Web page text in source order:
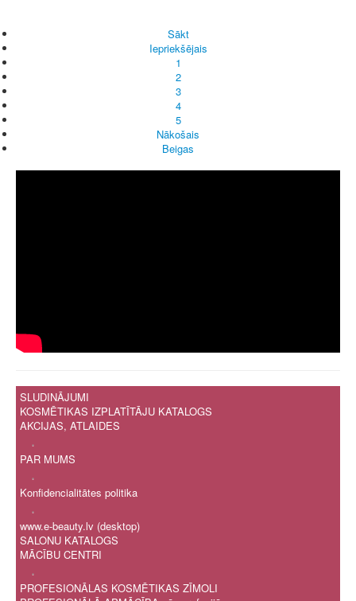
Sākt
Iepriekšējais
1
2
3
4
5
Nākošais
Beigas
SLUDINĀJUMI
KOSMĒTIKAS IZPLATĪTĀJU KATALOGS
AKCIJAS, ATLAIDES
.
PAR MUMS
.
Konfidencialitātes politika
.
www.e-beauty.lv (desktop)
SALONU KATALOGS
MĀCĪBU CENTRI
.
PROFESIONĀLAS KOSMĒTIKAS ZĪMOLI